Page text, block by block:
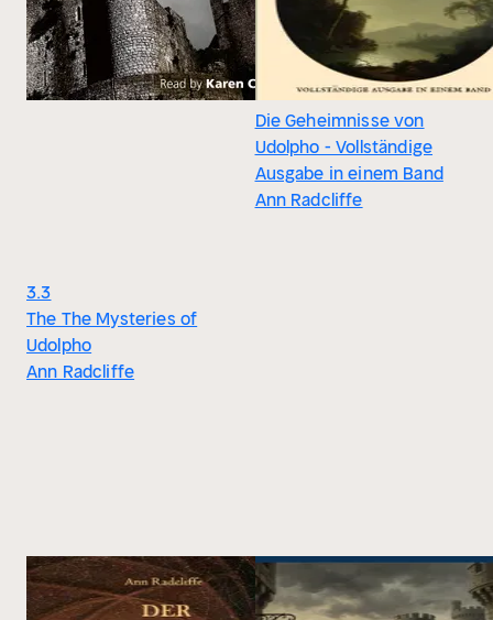
3.3
The The Mysteries of
Udolpho
Ann Radcliffe
Die Geheimnisse von
Udolpho - Vollständige
Ausgabe in einem Band
Ann Radcliffe